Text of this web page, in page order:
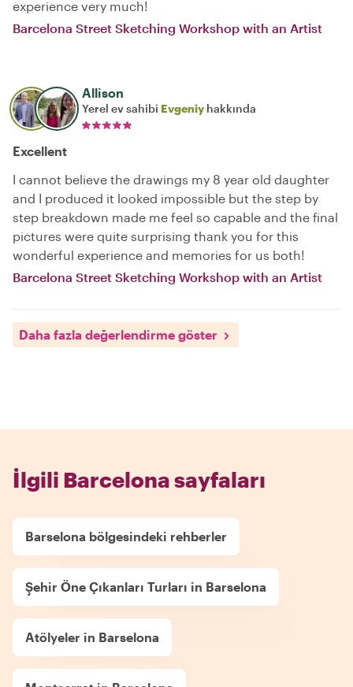
experience very much!
Barcelona Street Sketching Workshop with an Artist
Allison
Yerel ev sahibi Evgeniy hakkında
Excellent
I cannot believe the drawings my 8 year old daughter
and I produced it looked impossible but the step by
step breakdown made me feel so capable and the final
pictures were quite surprising thank you for this
wonderful experience and memories for us both!
Barcelona Street Sketching Workshop with an Artist
Daha fazla değerlendirme göster
İlgili Barcelona sayfaları
Barselona bölgesindeki rehberler
Şehir Öne Çıkanları Turları in Barselona
Atölyeler in Barselona